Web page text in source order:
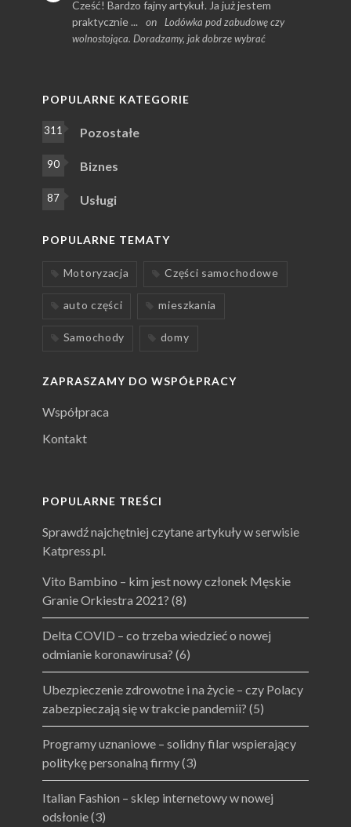
Cześć! Bardzo fajny artykuł. Ja już jestem
praktycznie ...
on
Lodówka pod zabudowę czy
wolnostojąca. Doradzamy, jak dobrze wybrać
POPULARNE KATEGORIE
311 Pozostałe
90 Biznes
87 Usługi
POPULARNE TEMATY
Motoryzacja Części samochodowe
auto części mieszkania
Samochody domy
ZAPRASZAMY DO WSPÓŁPRACY
Współpraca
Kontakt
POPULARNE TREŚCI
Sprawdź najchętniej czytane artykuły w serwisie
Katpress.pl.
Vito Bambino – kim jest nowy członek Męskie
Granie Orkiestra 2021? (8)
Delta COVID – co trzeba wiedzieć o nowej
odmianie koronawirusa? (6)
Ubezpieczenie zdrowotne i na życie – czy Polacy
zabezpieczają się w trakcie pandemii? (5)
Programy uznaniowe – solidny filar wspierający
politykę personalną firmy(3)
Italian Fashion – sklep internetowy w nowej
odsłonie(3)